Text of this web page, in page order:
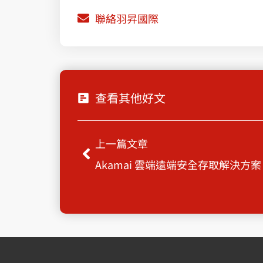
聯絡羽昇國際
查看其他好文
Prev
上一篇文章
Akamai 雲端遠端安全存取解決方案